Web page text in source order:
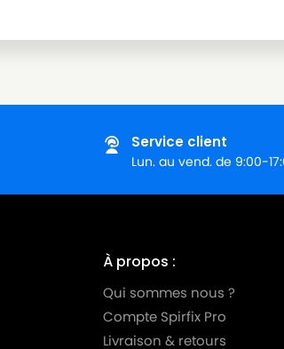
Service client
Lun. au vend. de 9:00-
À propos :
Qui sommes nous ?
Compte Spirfix Pro
Livraison & retours